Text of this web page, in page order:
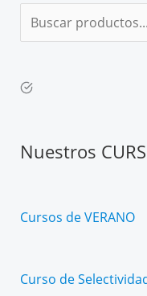
Nuestros
Cursos de VERANO
Curso de